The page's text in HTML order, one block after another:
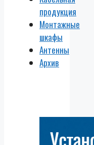
продукция
Монтажные
шкафы
Антенны
Архив